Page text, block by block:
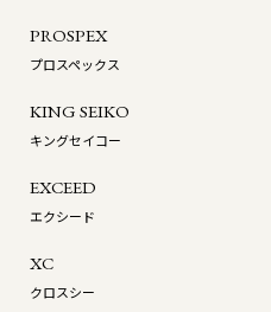
PROSPEX
プロスペックス
KING SEIKO
キングセイコー
EXCEED
エクシード
XC
クロスシー